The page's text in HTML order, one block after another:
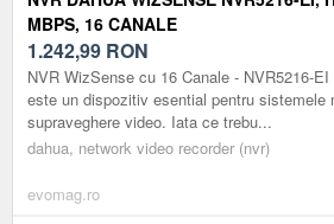
MBPS, 16 CANALE
1.242,99 RON
NVR WizSense cu 16 Canale - NVR5216-
este un dispozitiv esential pentru sistemele
supraveghere video. Iata ce trebu...
dahua, network video recorder (nvr)
evomag.ro